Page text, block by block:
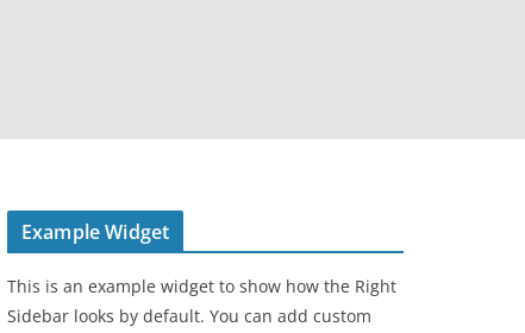
Example Widget
This is an example widget to show how the Right
Sidebar looks by default. You can add custom